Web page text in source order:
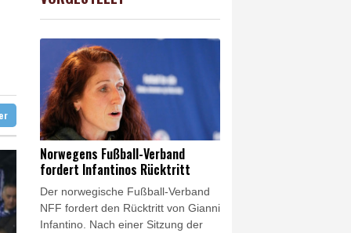
Tief
0.05%
Norwegens Fußball-Verband
fordert Infantinos Rücktritt
Der norwegische Fußball-Verband
NFF fordert den Rücktritt von Gianni
Infantino. Nach einer Sitzung der